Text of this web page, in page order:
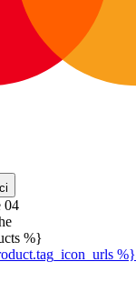
04
%}
%}